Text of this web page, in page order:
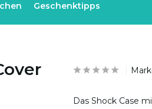
Geschenktipps
Das Shock Case